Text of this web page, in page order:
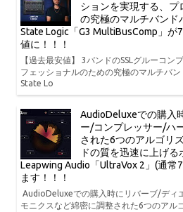
ションを実現する、プ
の究極のマルチバンド
State Logic「G3 MultiBusComp」が
値に！！！
【過去最安値】 3バンドのSSLグルーコン
フェッショナルのための究極のマルチバ
State Lo
AudioDeluxeでの購入
ー/コンプレッサー/ハ
された6つのアルゴリ
ドの質を迅速に上げ
Leapwing Audio「UltraVox 2」(通常
ます！！！
AudioDeluxeでの購入時にリバーブ/ディ
モニクスなど綿密に調整された6つのアル